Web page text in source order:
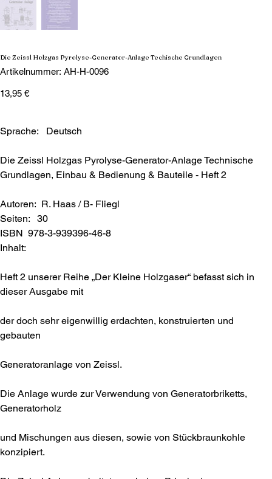
Die Zeissl Holzgas Pyrolyse-Generator-Anlage Techische Grundlagen
Artikelnummer:
Artikelnummer:
AH-
AH-H-0096
Preis
13,95 €
Sprache: Deutsch
Die Zeissl Holzgas Pyrolyse-Generator-Anlage Technische
Grundlagen, Einbau & Bedienung & Bauteile - Heft 2
Autoren: R. Haas / B- Fliegl
Seiten: 30
ISBN 978-3-939396-46-8
Inhalt:
Heft 2 unserer Reihe „Der Kleine Holzgaser“ befasst sich in
dieser Ausgabe mit
der doch sehr eigenwillig erdachten, konstruierten und
gebauten
Generatoranlage von Zeissl.
Die Anlage wurde zur Verwendung von Generatorbriketts,
Generatorholz
und Mischungen aus diesen, sowie von Stückbraunkohle
konzipiert.